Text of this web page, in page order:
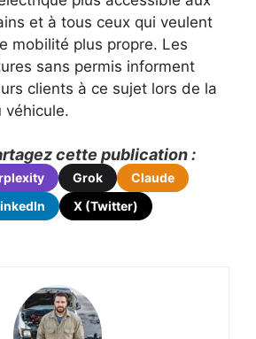
et à tous ceux qui veulent
mobilité plus propre. Les
sans permis informent
clients à ce sujet lors de la
véhicule.
cette publication :
Grok
Claude
X (Twitter)